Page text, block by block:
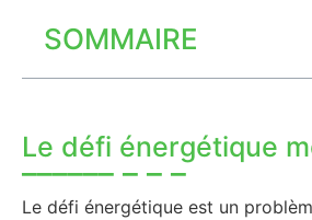
SOMMAIRE
Le défi énergétique
Le défi énergétique est un